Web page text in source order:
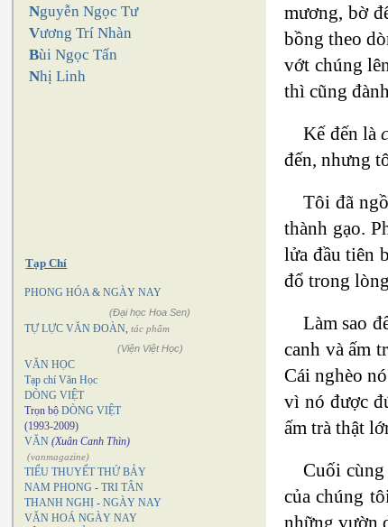
Nguyễn Ngọc Tư
Vương Trí Nhàn
Bùi Ngọc Tấn
Nhị Linh
Tạp Chí
PHONG HÓA & NGÀY NAY
(Đại học Hoa Sen)
TỰ LỰC VĂN ĐOÀN, tác phẩm
(Viện Việt Học)
VĂN HỌC
Tạp chí Văn Học
DÒNG VIỆT
Trọn bộ DÒNG VIỆT
(1993-2009)
VĂN (Xuân Canh Thìn)
(vanmagazine)
TIỂU THUYẾT THỨ BẢY
NAM PHONG - TRI TÂN
THANH NGHỊ - NGÀY NAY
VĂN HOÁ NGÀY NAY
mương, bờ
bồng theo
vớt chúng
thì cũng
Kế đến là
đến, nhưng
Tôi đã
thành gạo.
lửa đầu tiên
đổ trong
Làm sao
canh và ấm
Cái nghèo
vì nó được
ấm trà thật
Cuối
của chúng
những vườn